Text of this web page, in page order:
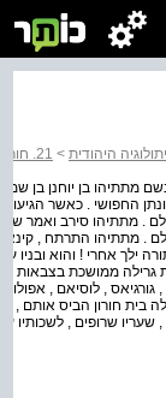
היהודית > 21. חורבן וגלות
מתתיהו בן יוחנן בן
החפושי . כאשר
. מתתיהו סירב ואמר
כולם . מתתיהו התרתח
ילך אחרי ! והוא ובניו
ממושכת בצבאות
, לוסיאם ,
בית חורון הביס אותם ,
שרופים , לשכותיו